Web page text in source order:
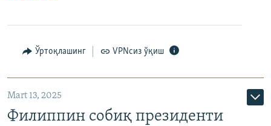
Ўртоқлашинг VPNсиз ўқиш
Mart 13, 2025
Филиппин собиқ президенти